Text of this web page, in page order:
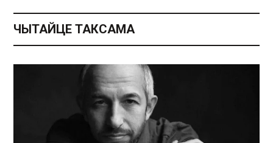
ЧЫТАЙЦЕ ТАКСАМА